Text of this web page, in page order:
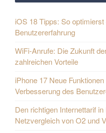
iOS 18 Tipps: So
Benutzererfahrung
WiFi-Anrufe: Die Zukunft
zahlreichen Vorteile
iPhone 17 Neue
Verbesserung des
Den richtigen Internettarif
Netzvergleich von O2 und